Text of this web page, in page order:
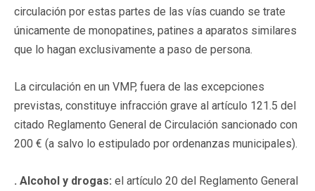
circulación por estas partes de las vías cuando se trate
únicamente de monopatines, patines a aparatos similares
que lo hagan exclusivamente a paso de persona.
La circulación en un VMP, fuera de las excepciones
previstas, constituye infracción grave al artículo 121.5 del
citado Reglamento General de Circulación sancionado con
200 € (a salvo lo estipulado por ordenanzas municipales).
. Alcohol y drogas: el artículo 20 del Reglamento General